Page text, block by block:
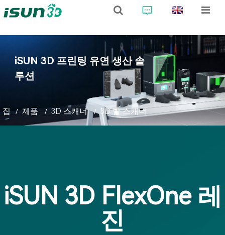
iSUN 3D 프린팅 유연 생산 솔
루션
집 제품 3D 스캐너 3D 발 스캐너
iSUN 3D FlexOne 레
진